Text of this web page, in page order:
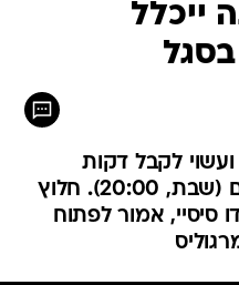
ייכלל
לקבל דקות
במשחק החוץ מול הצהובים (שבת, 20:00). חלוץ
אמור לפתוח